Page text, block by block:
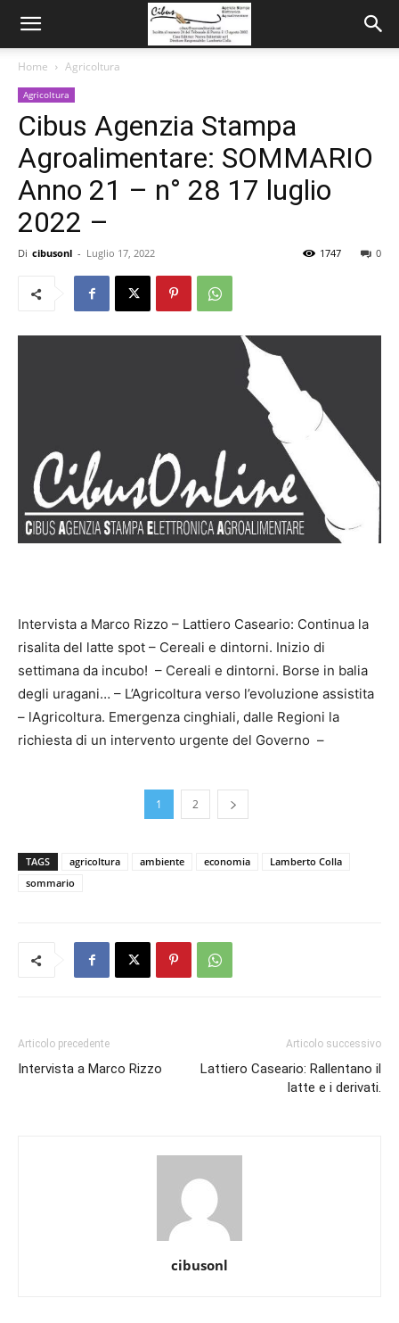
Home Agricoltura
Agricoltura
Cibus Agenzia Stampa
Agroalimentare: SOMMARIO
Anno 21 – n° 28 17 luglio
2022 –
Di cibusonl - Luglio 17, 2022 0
1747
Intervista a Marco Rizzo – Lattiero Caseario: Continua la
risalita del latte spot – Cereali e dintorni. Inizio di
settimana da incubo! – Cereali e dintorni. Borse in balia
degli uragani… – L’Agricoltura verso l’evoluzione assistita
– lAgricoltura. Emergenza cinghiali, dalle Regioni la
richiesta di un intervento urgente del Governo –
1 2
TAGS agricoltura ambiente economia
Lamberto Colla
sommario
Articolo precedente
Intervista a Marco Rizzo
Articolo successivo
Lattiero Caseario: Rallentano il
latte e i derivati.
cibusonl